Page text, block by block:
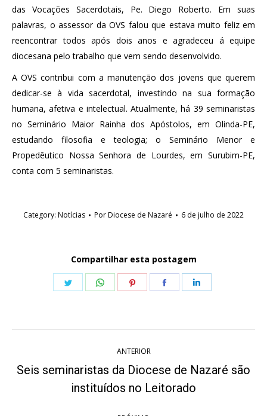
das Vocações Sacerdotais, Pe. Diego Roberto. Em suas
palavras, o assessor da OVS falou que estava muito feliz em
reencontrar todos após dois anos e agradeceu á equipe
diocesana pelo trabalho que vem sendo desenvolvido.
A OVS contribui com a manutenção dos jovens que querem
dedicar-se à vida sacerdotal, investindo na sua formação
humana, afetiva e intelectual. Atualmente, há 39 seminaristas
no Seminário Maior Rainha dos Apóstolos, em Olinda-PE,
estudando filosofia e teologia; o Seminário Menor e
Propedêutico Nossa Senhora de Lourdes, em Surubim-PE,
conta com 5 seminaristas.
Category: Notícias PorDiocese de Nazaré 6 de julho de 2022
Compartilhar esta postagem
Share
Share
Share
Share
de
ANTERIOR
Post
anterior:
Seis seminaristas da Diocese de Nazaré são
instituídos no Leitorado